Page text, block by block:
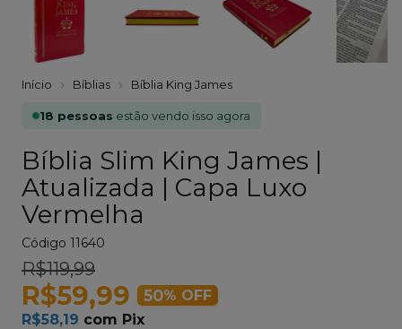
Início Bíblias Bíblia King James
18 pessoas estão vendo isso agora
Bíblia Slim King James |
Atualizada | Capa Luxo
Vermelha
Código 11640
R$119,99
R$59,99 50% OFF
R$58,19 com Pix